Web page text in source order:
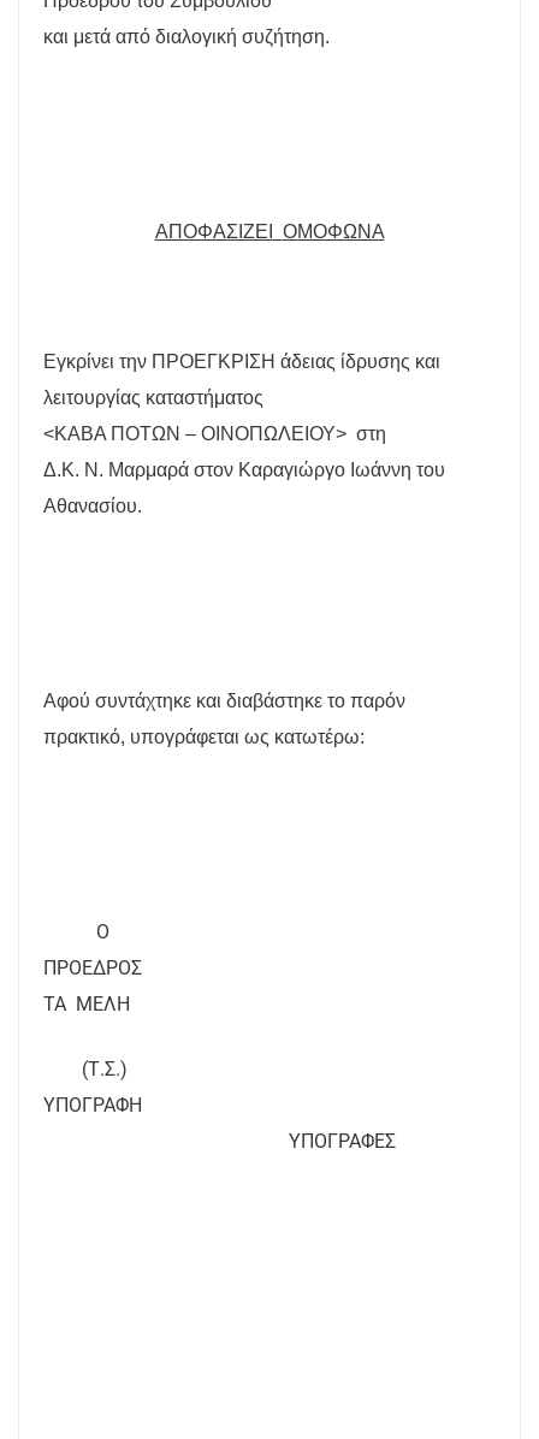
και μετά από διαλογική συζήτηση.
ΑΠΟΦΑΣΙΖΕΙ ΟΜΟΦΩΝΑ
Εγκρίνει την ΠΡΟΕΓΚΡΙΣΗ άδειας ίδρυσης και
λειτουργίας καταστήματος
<ΚΑΒΑ ΠΟΤΩΝ – ΟΙΝΟΠΩΛΕΙΟΥ> στη
Δ.Κ. Ν. Μαρμαρά στον Καραγιώργο Ιωάννη του
Αθανασίου.
Αφού συντάχτηκε και διαβάστηκε το παρόν
πρακτικό, υπογράφεται ως κατωτέρω:
Ο
ΠΡΟΕΔΡΟΣ
ΤΑ ΜΕΛΗ
(Τ.Σ.)
ΥΠΟΓΡΑΦΗ
ΥΠΟΓΡΑΦΕΣ